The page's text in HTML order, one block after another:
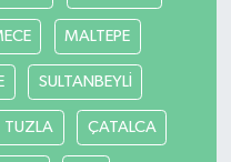
MALTEPE
SULTANBEYLİ
TUZLA ÇATALCA